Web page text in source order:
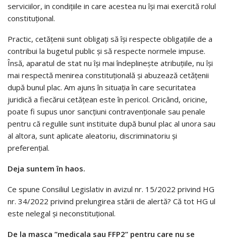
serviciilor, in condițiile in care acestea nu își mai exercită rolul
constituțional.
Practic, cetățenii sunt obligați să își respecte obligațiile de a
contribui la bugetul public și să respecte normele impuse.
Însă, aparatul de stat nu își mai îndeplinește atribuțiile, nu își
mai respectă menirea constituțională și abuzează cetățenii
după bunul plac. Am ajuns în situația în care securitatea
juridică a fiecărui cetățean este în pericol. Oricând, oricine,
poate fi supus unor sancțiuni contravenționale sau penale
pentru că regulile sunt instituite după bunul plac al unora sau
al altora, sunt aplicate aleatoriu, discriminatoriu și
preferențial.
Deja suntem în haos.
Ce spune Consiliul Legislativ in avizul nr. 15/2022 privind HG
nr. 34/2022 privind prelungirea stării de alertă? Că tot HG ul
este nelegal și neconstituțional.
De la masca ”medicala sau FFP2” pentru care nu se